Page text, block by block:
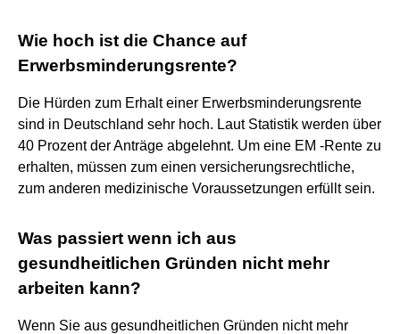
Wie hoch ist die Chance auf
Erwerbsminderungsrente?
Die Hürden zum Erhalt einer Erwerbsminderungsrente
sind in Deutschland sehr hoch. Laut Statistik werden über
40 Prozent der Anträge abgelehnt. Um eine EM -Rente zu
erhalten, müssen zum einen versicherungsrechtliche,
zum anderen medizinische Voraussetzungen erfüllt sein.
Was passiert wenn ich aus
gesundheitlichen Gründen nicht mehr
arbeiten kann?
Wenn Sie aus gesundheitlichen Gründen nicht mehr